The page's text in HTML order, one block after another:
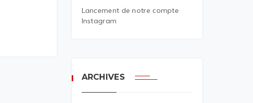
Lancement de notre compte
Instagram
ARCHIVES